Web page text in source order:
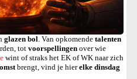
glazen bol . Van opkomende talenten
tot voorspellingen over wie
wint of straks het EK of WK naar zich
brengt, vind je hierelke dinsdag